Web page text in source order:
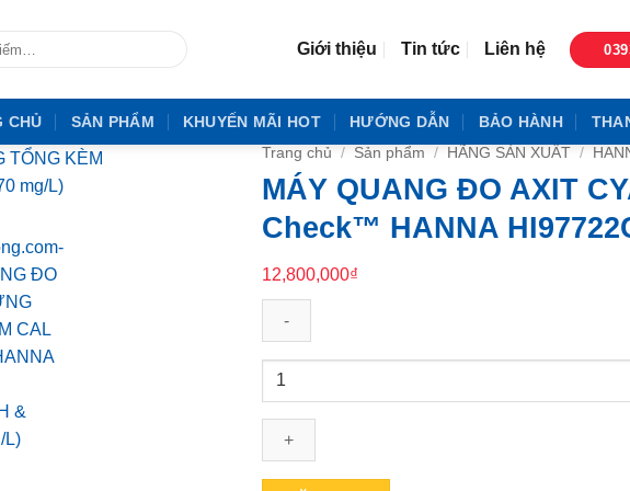
Giới thiệu Tin tức Liên hệ
CHỦ SẢN PHẨM KHUYẾN MÃI HOT HƯỚNG DẪN BẢO HÀNH
Trang chủ / Sản phẩm / HÃNG SẢN XUẤT /
MÁY QUANG ĐO AXIT
Check™ HANNA
12,800,000₫
MÁY
ĐO
AXIT